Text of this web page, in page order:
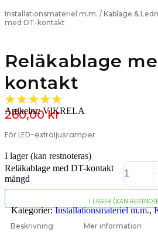
Installationsmateriel m.m. / Kablage &
med DT-kontakt
Reläkablage
kontakt
☆☆☆☆☆
Artikelnr:VIKRELA
260,00kr
För LED-extraljusramper
I lager (kan restnoteras)
Reläkablage med DT-kontakt
mängd
I LAGER (KAN
Kategorier:Installationsmateriel m.m.,
Beskrivning Mer information